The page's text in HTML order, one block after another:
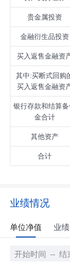
贵金属投资
金融衍生品投资
买入返售金融资
其中:买断式回购
买入返售金融资
银行存款和结算
金合计
其他资产
合计
业绩情况
单位净值 业